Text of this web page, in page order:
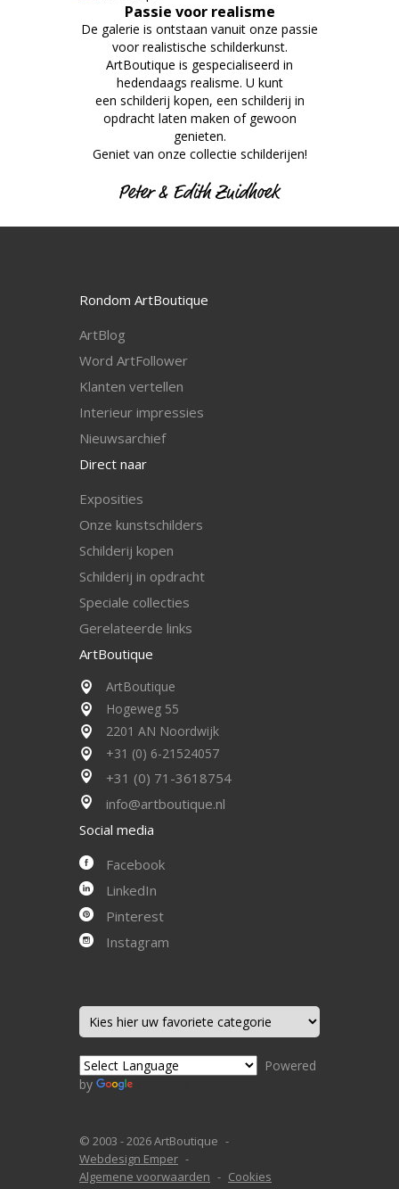
Passie voor realisme
De galerie is ontstaan vanuit onze passie
voor realistische schilderkunst.
ArtBoutique is gespecialiseerd in
hedendaags realisme. U kunt
een schilderij kopen, een schilderij in
opdracht laten maken of gewoon
genieten.
Geniet van onze collectie schilderijen!
Rondom ArtBoutique
ArtBlog
Word ArtFollower
Klanten vertellen
Interieur impressies
Nieuwsarchief
Direct naar
Exposities
Onze kunstschilders
Schilderij kopen
Schilderij in opdracht
Speciale collecties
Gerelateerde links
ArtBoutique
ArtBoutique
Hogeweg 55
2201 AN Noordwijk
+31 (0) 6-21524057
+31 (0) 71-3618754
info@artboutique.nl
Social media
Facebook
LinkedIn
Pinterest
Instagram
Powered
by
© 2003 - 2026 ArtBoutique
Webdesign Emper
Algemene voorwaarden
Cookies